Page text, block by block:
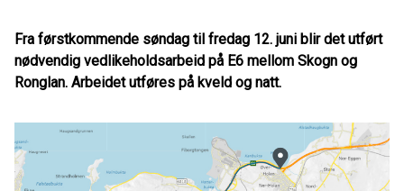
Fra førstkommende søndag til fredag 12. juni blir det utført
nødvendig vedlikeholdsarbeid på E6 mellom Skogn og
Ronglan. Arbeidet utføres på kveld og natt.